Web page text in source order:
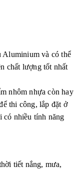
Aluminium và có thể
chất lượng tốt nhất
nhôm nhựa còn hay
thi công, lắp đặt ở
có nhiều tính năng
tiết nắng, mưa,